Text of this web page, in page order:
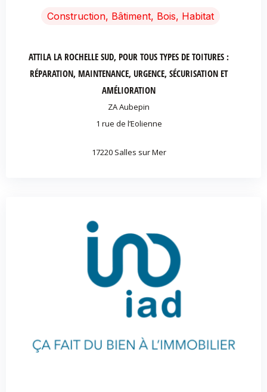
Construction, Bâtiment, Bois, Habitat
ATTILA LA ROCHELLE SUD, POUR TOUS TYPES DE TOITURES :
RÉPARATION, MAINTENANCE, URGENCE, SÉCURISATION ET
AMÉLIORATION
ZA Aubepin
1 rue de l’Eolienne
17220 Salles sur Mer